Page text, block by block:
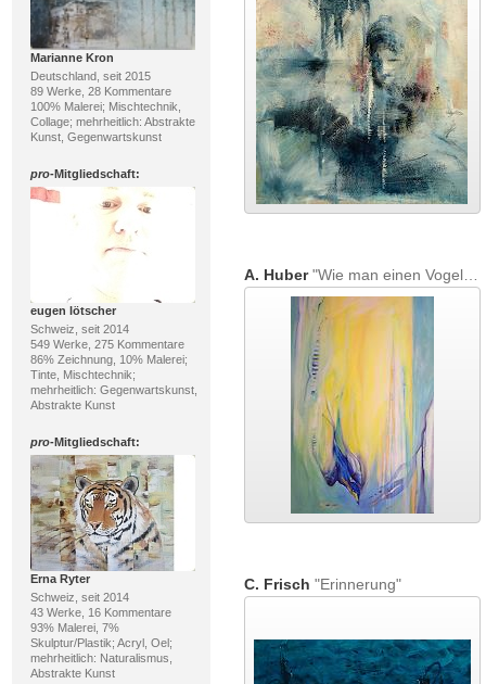
Marianne Kron
Deutschland, seit 2015
89 Werke, 28 Kommentare
100% Malerei; Mischtechnik,
Collage; mehrheitlich: Abstrakte
Kunst, Gegenwartskunst
pro-Mitgliedschaft:
eugen lötscher
Schweiz, seit 2014
549 Werke, 275 Kommentare
86% Zeichnung, 10% Malerei;
Tinte, Mischtechnik;
mehrheitlich: Gegenwartskunst,
Abstrakte Kunst
pro-Mitgliedschaft:
Erna Ryter
Schweiz, seit 2014
43 Werke, 16 Kommentare
93% Malerei, 7%
Skulptur/Plastik; Acryl, Oel;
mehrheitlich: Naturalismus,
Abstrakte Kunst
A. Huber"Wie man einen Vogel malt"
C. Frisch "Erinnerung"